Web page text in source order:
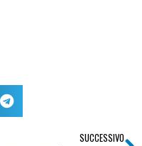
SUCCESSIVO